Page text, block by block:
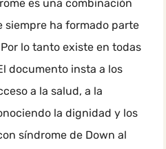
es una combinación
siempre ha formado parte
lo tanto existe en todas
documento insta a los
a la salud, a la
la dignidad y los
síndrome de Down al